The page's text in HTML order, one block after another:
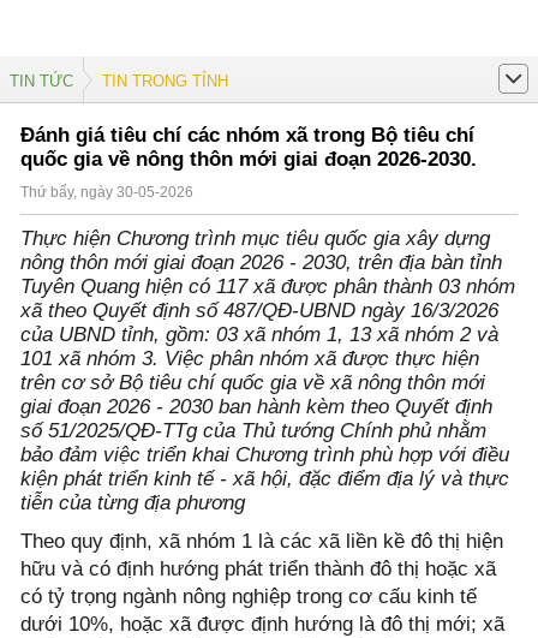
TIN TỨC TIN TRONG TỈNH
Đánh giá tiêu chí các nhóm xã trong Bộ tiêu chí
quốc gia về nông thôn mới giai đoạn 2026-2030.
Thứ bẩy, ngày 30-05-2026
Thực hiện Chương trình mục tiêu quốc gia xây dựng
nông thôn mới giai đoạn 2026 - 2030, trên địa bàn tỉnh
Tuyên Quang hiện có 117 xã được phân thành 03 nhóm
xã theo Quyết định số 487/QĐ-UBND ngày 16/3/2026
của UBND tỉnh, gồm: 03 xã nhóm 1, 13 xã nhóm 2 và
101 xã nhóm 3. Việc phân nhóm xã được thực hiện
trên cơ sở Bộ tiêu chí quốc gia về xã nông thôn mới
giai đoạn 2026 - 2030 ban hành kèm theo Quyết định
số 51/2025/QĐ-TTg của Thủ tướng Chính phủ nhằm
bảo đảm việc triển khai Chương trình phù hợp với điều
kiện phát triển kinh tế - xã hội, đặc điểm địa lý và thực
tiễn của từng địa phương
Theo quy định, xã nhóm 1 là các xã liền kề đô thị hiện
hữu và có định hướng phát triển thành đô thị hoặc xã
có tỷ trọng ngành nông nghiệp trong cơ cấu kinh tế
dưới 10%, hoặc xã được định hướng là đô thị mới; xã